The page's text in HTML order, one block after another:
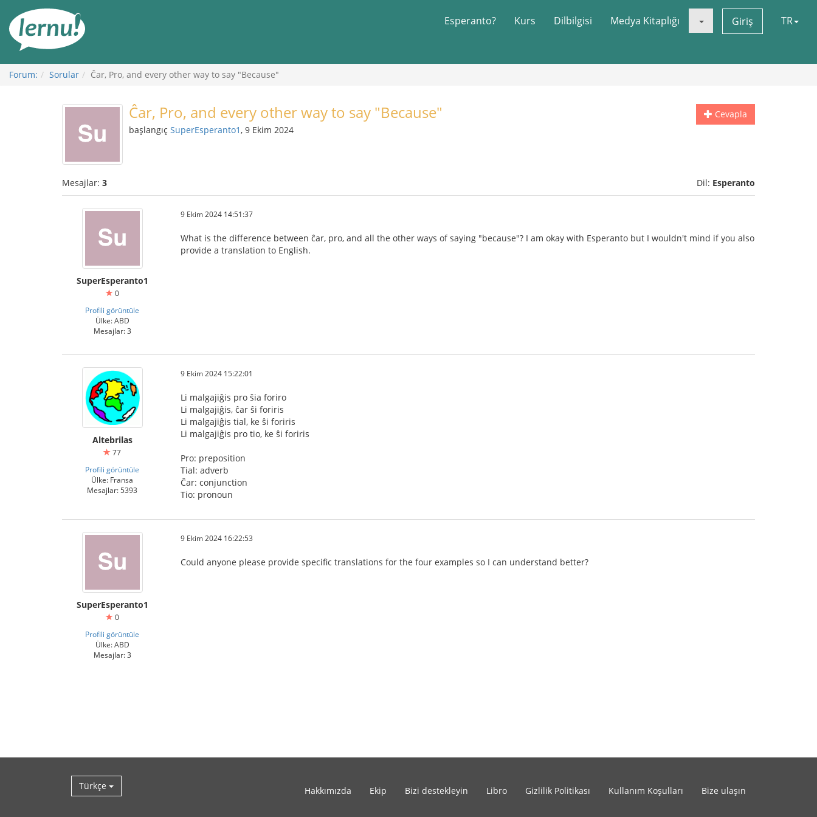
Görüntüleme
Esperanto? Kurs Dilbilgisi Medya Kitaplığı Giriş TR
Forum: Sorular Ĉar, Pro, and every other way to say "Because"
Cevapla
Ĉar, Pro, and every other way to say "Because"
başlangıç SuperEsperanto1, 9 Ekim 2024
Mesajlar: 3 Dil: Esperanto
SuperEsperanto1
0
Profili görüntüle
Ülke: ABD
Mesajlar: 3
9 Ekim 2024 14:51:37
What is the difference between ĉar, pro, and all the other ways of saying "because"? I am okay with Esperanto but I wouldn't mind if you also
provide a translation to English.
Altebrilas
77
Profili görüntüle
Ülke: Fransa
Mesajlar: 5393
9 Ekim 2024 15:22:01
Li malgajiĝis pro ŝia foriro
Li malgajiĝis, ĉar ŝi foriris
Li malgajiĝis tial, ke ŝi foriris
Li malgajiĝis pro tio, ke ŝi foriris
Pro: preposition
Tial: adverb
Ĉar: conjunction
Tio: pronoun
SuperEsperanto1
0
Profili görüntüle
Ülke: ABD
Mesajlar: 3
9 Ekim 2024 16:22:53
Could anyone please provide specific translations for the four examples so I can understand better?
Türkçe Hakkımızda Ekip Bizi destekleyin Libro Gizlilik Politikası Kullanım Koşulları Bize ulaşın